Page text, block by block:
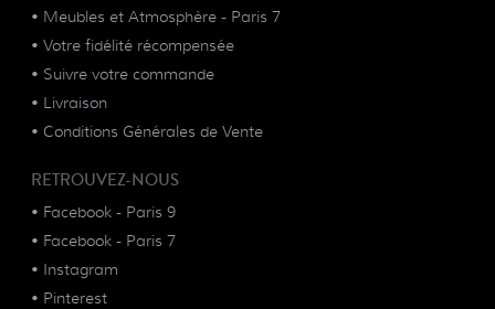
• Meubles et Atmosphère - Paris 7
• Votre fidélité récompensée
• Suivre votre commande
• Livraison
• Conditions Générales de Vente
RETROUVEZ-NOUS
• Facebook - Paris 9
• Facebook - Paris 7
• Instagram
• Pinterest